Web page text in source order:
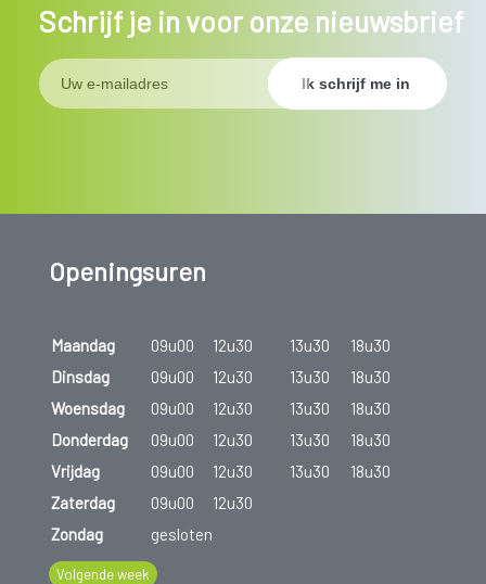
Schrijf je in voor onze nieuwsbrief
Openingsuren
Maandag 09u00 12u30 13u30
18u30
Dinsdag
09u00 12u30 13u30
18u30
Woensdag
09u00 12u30 13u30
18u30
Donderdag
09u00 12u30 13u30
18u30
Vrijdag
09u00 12u30 13u30
18u30
Zaterdag
09u00
12u30
Zondag
gesloten
Volgende week